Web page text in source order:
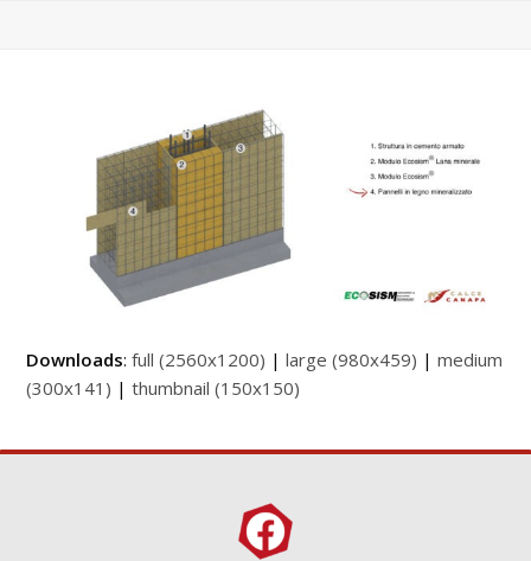
Downloads:full (2560x1200) |large (980x459) |medium
(300x141) |thumbnail (150x150)